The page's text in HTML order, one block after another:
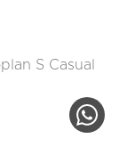
S Casual